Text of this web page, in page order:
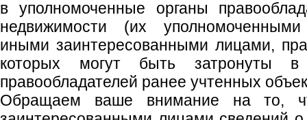
в уполномоченные органы
недвижимости (их
иными заинтересованными лицами,
которых могут быть затронуты
правообладателей ранее учтенных
Обращаем ваше внимание на то,